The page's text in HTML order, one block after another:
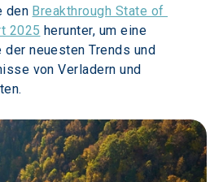
den Breakthrough State of
2025 herunter, um eine
neuesten Trends und
von Verladern und